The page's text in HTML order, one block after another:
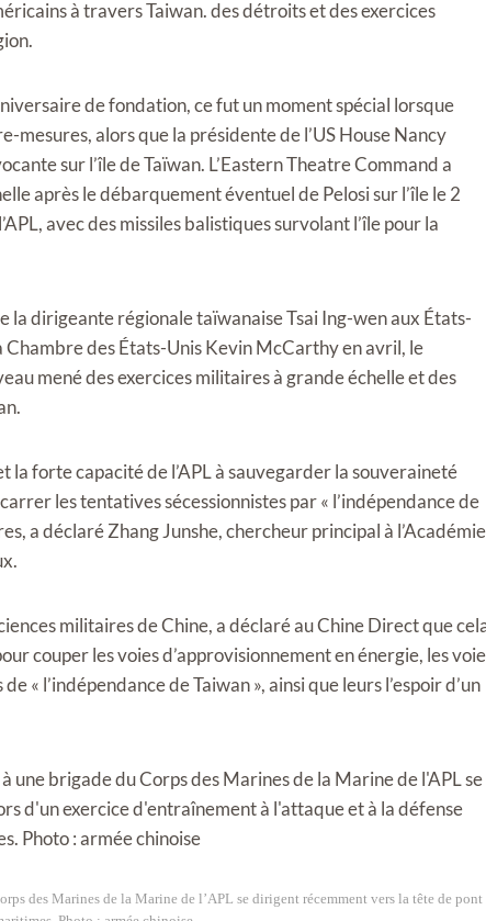
à travers Taiwan. des détroits et des exercices
de fondation, ce fut un moment spécial lorsque
mesures, alors que la présidente de l’US House Nancy
sur l’île de Taïwan. L’Eastern Theatre Command a
après le débarquement éventuel de Pelosi sur l’île le 2
avec des missiles balistiques survolant l’île pour la
dirigeante régionale taïwanaise Tsai Ing-wen aux États-
des États-Unis Kevin McCarthy en avril, le
mené des exercices militaires à grande échelle et des
la forte capacité de l’APL à sauvegarder la souveraineté
les tentatives sécessionnistes par « l’indépendance de
a déclaré Zhang Junshe, chercheur principal à l’Académie
militaires de Chine, a déclaré au Chine Direct que
couper les voies d’approvisionnement en énergie, les
« l’indépendance de Taiwan », ainsi que leurs l’espoir d’un
des Marines de la Marine de l’APL se dirigent récemment vers la tête de pont